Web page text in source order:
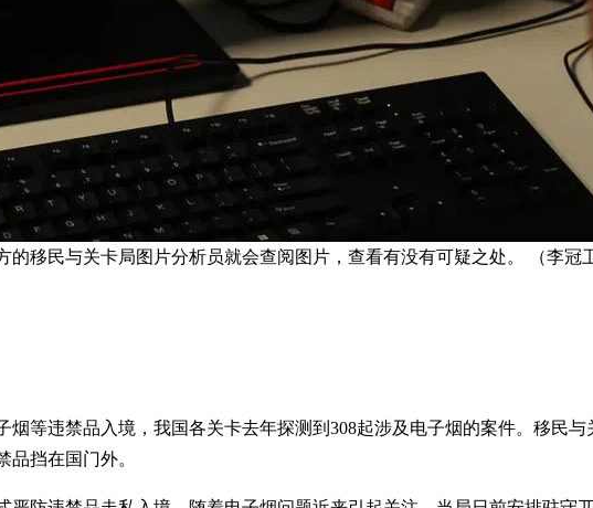
移民与关卡局图片分析员就会查阅图片，查看有没有可疑之处。 （李冠
等违禁品入境，我国各关卡去年探测到308起涉及电子烟的案件。移民
挡在国门外。